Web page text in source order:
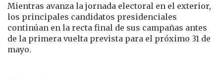
Mientras avanza la jornada electoral en el exterior,
los principales candidatos presidenciales
continúan en la recta final de sus campañas antes
de la primera vuelta prevista para el próximo 31 de
mayo.